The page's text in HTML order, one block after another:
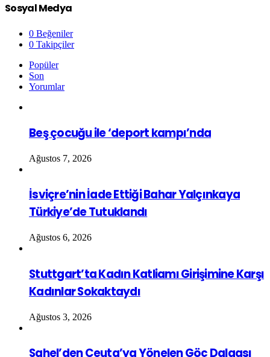
Sosyal Medya
0 Beğeniler
0 Takipçiler
Popüler
Son
Yorumlar
Beş çocuğu ile ‘deport kampı’nda
Ağustos 7, 2026
İsviçre’nin İade Ettiği Bahar Yalçınkaya
Türkiye’de Tutuklandı
Ağustos 6, 2026
Stuttgart’ta Kadın Katliamı Girişimine Karşı
Kadınlar Sokaktaydı
Ağustos 3, 2026
Sahel’den Ceuta’ya Yönelen Göç Dalgası